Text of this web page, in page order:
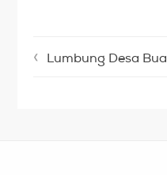
Lumbung Desa Buat Eco Garden di Ciwangi